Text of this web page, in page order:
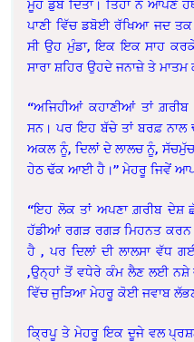
ਮੂੰਹ ਡੁੱਬੋ ਦਿੱਤਾ। ਤਿਹਾਂ ਨੇ ਆਪਣੇ
ਪਾਣੀ ਵਿੱਚ ਡਬੋਈ ਰੱਖਿਆ ਜਦ
ਸੀ ਉਹ ਮੁੰਡਾ, ਇਕ ਇਕ ਸਾਹ ਕਰਕੇ
ਸਾਰਾ ਸ਼ਹਿਰ ਉਹਦੇ ਜਨਾਜ਼ੇ ਤੇ
“ਅਜਿਹੀਆਂ ਕਹਾਣੀਆਂ ਤਾਂ
ਸਨ। ਪਰ ਇਹ ਬੱਚੇ ਤਾਂ ਬਰਫ਼ ਨਾਲ
ਅਕਲ ਨੂੰ, ਦਿਲਾਂ ਦੇ ਲਾਲਚ ਨੂੰ, ਸੱਚਮੁੱਚ
ਹੇਠ ਢੱਕ ਆਈ ਹੈ।” ਮੇਹਰੂ ਜਿਵੇਂ
“ਇਹ ਲੋਕ ਤਾਂ ਅਪਣਾ ਗ਼ਰੀਬ ਦੇਸ਼
ਹੱਡੀਆਂ ਰਗੜ ਰਗੜ ਮਿਹਨਤ ਕਰਨ
ਹੈ , ਪਰ ਦਿਲਾਂ ਦੀ ਲਾਲਸਾ ਵੱਧ
,ਉਨ੍ਹਾਂ ਤੋਂ ਵਧੇਰੇ ਕੰਮ ਲੈਣ ਲਈ ਨਸ਼ੇ
ਵਿੱਚ ਜੁੜਿਆ ਮੇਹਰੂ ਕੋਈ ਜਵਾਬ
ਕ੍ਰਿਪੂ ਤੇ ਮੇਹਰੂ ਇਕ ਦੂਜੇ ਵਲ